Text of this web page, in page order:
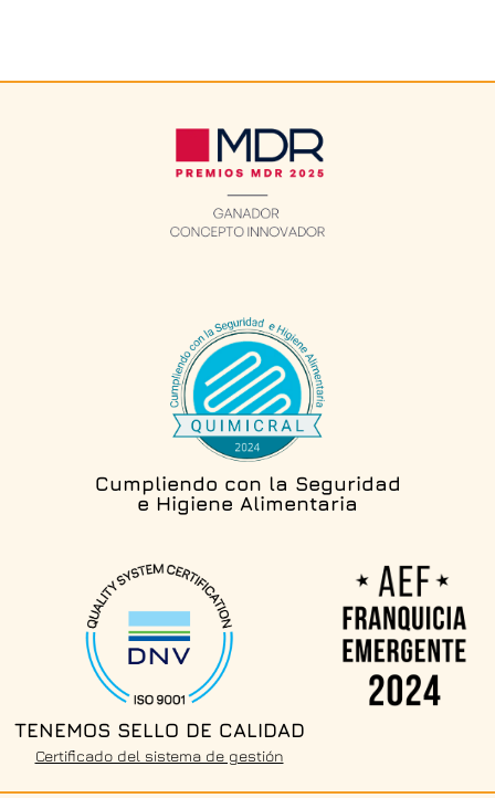
Cumpliendo con la Seguridad
e Higiene Alimentaria
TENEMOS SELLO DE CALIDAD
Certificado del sistema de gestión